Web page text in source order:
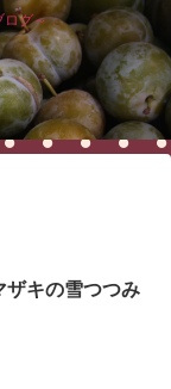
ログ～
ザキの雪つつみ